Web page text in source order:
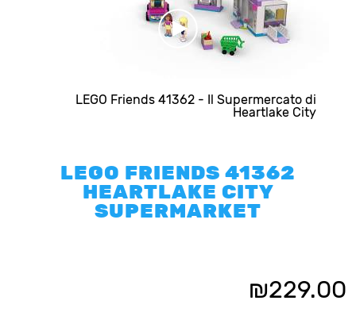
LEGO Friends 41362 - Il Supermercato di
Heartlake City
LEGO FRIENDS 41362
HEARTLAKE CITY
SUPERMARKET
₪229.00